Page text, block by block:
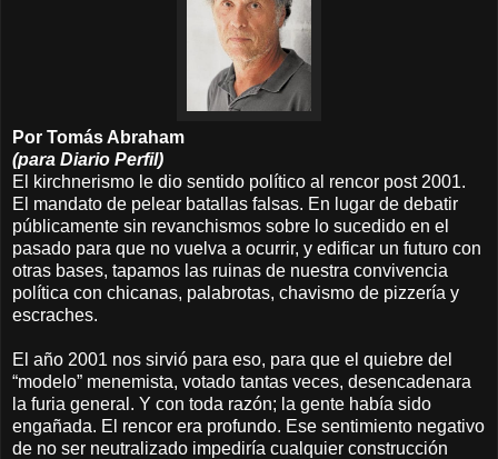
Por Tomás Abraham
(para Diario Perfil)
El kirchnerismo le dio sentido político al rencor post 2001.
El mandato de pelear batallas falsas. En lugar de debatir
públicamente sin revanchismos sobre lo sucedido en el
pasado para que no vuelva a ocurrir, y edificar un futuro con
otras bases, tapamos las ruinas de nuestra convivencia
política con chicanas, palabrotas, chavismo de pizzería y
escraches.
El año 2001 nos sirvió para eso, para que el quiebre del
“modelo” menemista, votado tantas veces, desencadenara
la furia general. Y con toda razón; la gente había sido
engañada. El rencor era profundo. Ese sentimiento negativo
de no ser neutralizado impediría cualquier construcción